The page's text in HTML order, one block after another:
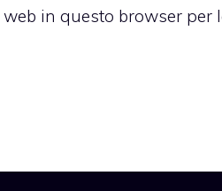
in questo browser per